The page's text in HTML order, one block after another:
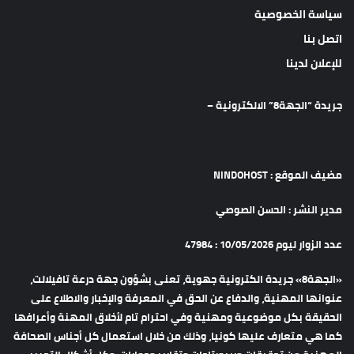
سياسة الخصوصية
اتصل بنا
للإعلان لدينا
جريدة “الجهة8” الالكترونية –
مضيف الموقع : NINDOHOST
مدير النشر : الحسن الصوصي
عدد الزوار ليوم 10/05/2026 : 47984
«الجهة8» جريدة الكترونية جهوية، تعنى بشؤون جهة درعة تافيلالت،
عنوانها المهنية، والدفاع عن الحق في المعرفة والإخبار والاطلاع على
الحقيقة بكل موضوعية ومهنية وفي احترام تام لأخلاق المهنة وأعرافها
كما هي متعارف عليها كونيا، وذلك من خلال استعمال كل أجناس الصحافة